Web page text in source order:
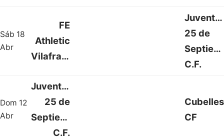
Sáb 18
Abr
FE
Athletic
Vilafranca
25 de
C.F.
Dom 12
Abr
Juventud
25 de
Septiembre
C.F.
Cubelles
CF